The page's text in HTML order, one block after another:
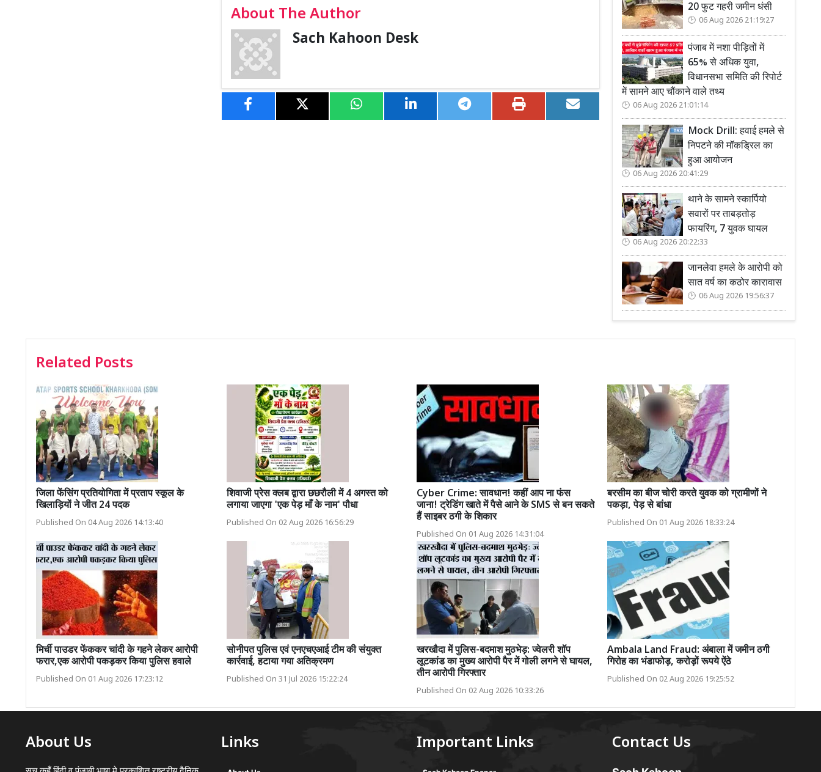
About The Author
Sach Kahoon Desk
20 फुट गहरी जमीन धंसी
06 Aug 2026 21:19:27
पंजाब में नशा पीड़ितों में
65% से अधिक युवा,
विधानसभा समिति की रिपोर्ट
में सामने आए चौंकाने वाले तथ्य
06 Aug 2026 21:01:14
Mock Drill: हवाई हमले से
निपटने की मॉकड्रिल का
हुआ आयोजन
06 Aug 2026 20:41:29
थाने के सामने स्कार्पियो
सवारों पर ताबड़तोड़
फायरिंग, 7 युवक घायल
06 Aug 2026 20:22:33
जानलेवा हमले के आरोपी को
सात वर्ष का कठोर कारावास
06 Aug 2026 19:56:37
Related Posts
जिला फेंसिंग प्रतियोगिता में प्रताप स्कूल के
खिलाड़ियों ने जीत 24 पदक
Published On 04 Aug 2026 14:13:40
शिवाजी प्रेस क्लब द्वारा छछरौली में 4 अगस्त को
लगाया जाएगा 'एक पेड़ माँ के नाम' पौधा
Published On 02 Aug 2026 16:56:29
Cyber Crime: सावधान! कहीं आप ना फंस
जाना! ट्रेडिंग खाते में पैसे आने के SMS से बन सकते
हैं साइबर ठगी के शिकार
Published On 01 Aug 2026 14:31:04
बरसीम का बीज चोरी करते युवक को ग्रामीणों ने
पकड़ा, पेड़ से बांधा
Published On 01 Aug 2026 18:33:24
मिर्ची पाउडर फेंककर चांदी के गहने लेकर आरोपी
फरार,एक आरोपी पकड़कर किया पुलिस हवाले
Published On 01 Aug 2026 17:23:12
सोनीपत पुलिस एवं एनएचएआई टीम की संयुक्त
कार्रवाई, हटाया गया अतिक्रमण
Published On 31 Jul 2026 15:22:24
खरखौदा में पुलिस-बदमाश मुठभेड़: ज्वेलरी शॉप
लूटकांड का मुख्य आरोपी पैर में गोली लगने से घायल,
तीन आरोपी गिरफ्तार
Published On 02 Aug 2026 10:33:26
Ambala Land Fraud: अंबाला में जमीन ठगी
गिरोह का भंडाफोड़, करोड़ों रूपये ऐंठे
Published On 02 Aug 2026 19:25:52
About Us Links Important Links Contact Us